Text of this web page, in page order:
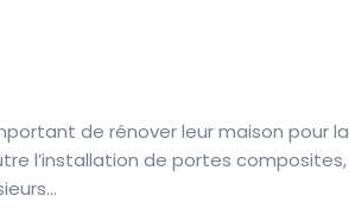
de rénover leur maison pour la
l’installation de portes composites,